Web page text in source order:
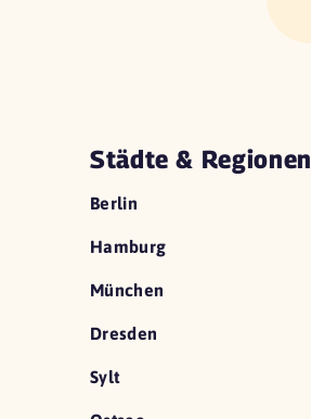
Städte & Regionen
Berlin
Hamburg
München
Dresden
Sylt